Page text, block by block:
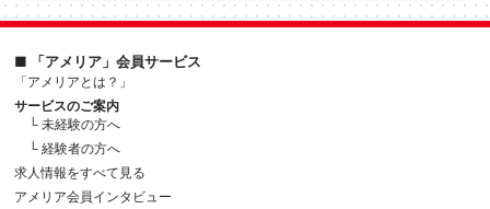
■ 「アメリア」会員サービス
「アメリアとは？」
サービスのご案内
└ 未経験の方へ
└ 経験者の方へ
求人情報をすべて見る
アメリア会員インタビュー